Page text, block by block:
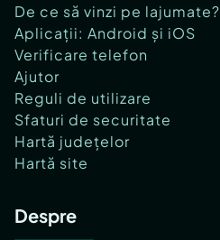
De ce să vinzi pe lajumate?
Aplicații: Android și iOS
Verificare telefon
Ajutor
Reguli de utilizare
Sfaturi de securitate
Hartă județelor
Hartă site
Despre